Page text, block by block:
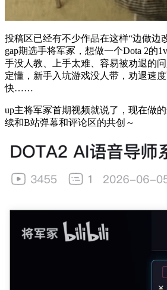
投稿区已经有不少作品在这样“边做边
gap期选手将军冢，想做一个Dota 2的
手没人教、上手太难、容易被劝退的
定懂，新手入坑游戏没人带，劝退速
快……
up主将军冢首期视频就说了，现在做
续和B站弹幕和评论区的共创～